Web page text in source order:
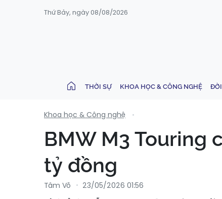
Thứ Bảy, ngày 08/08/2026
THỜI SỰ KHOA HỌC & CÔNG NGHỆ
Khoa học & Công nghệ
BMW M3 Touring
tỷ đồng
Tâm Võ 23/05/2026 01:56